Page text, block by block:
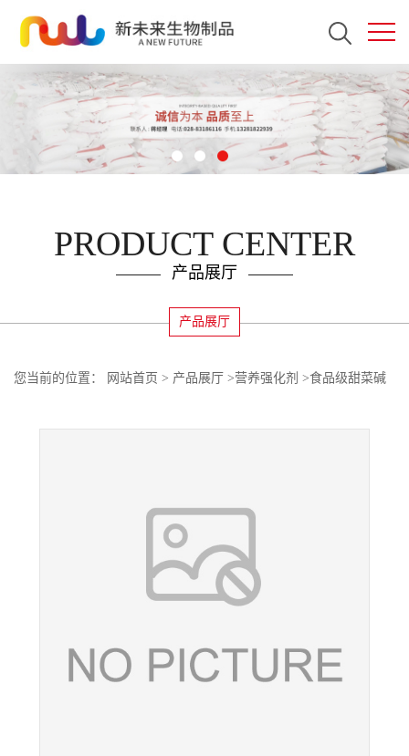
PRODUCT CENTER
产品展厅
产品展厅
您当前的位置： 网站首页 > 产品展厅 >营养强化剂 >食品级甜菜碱